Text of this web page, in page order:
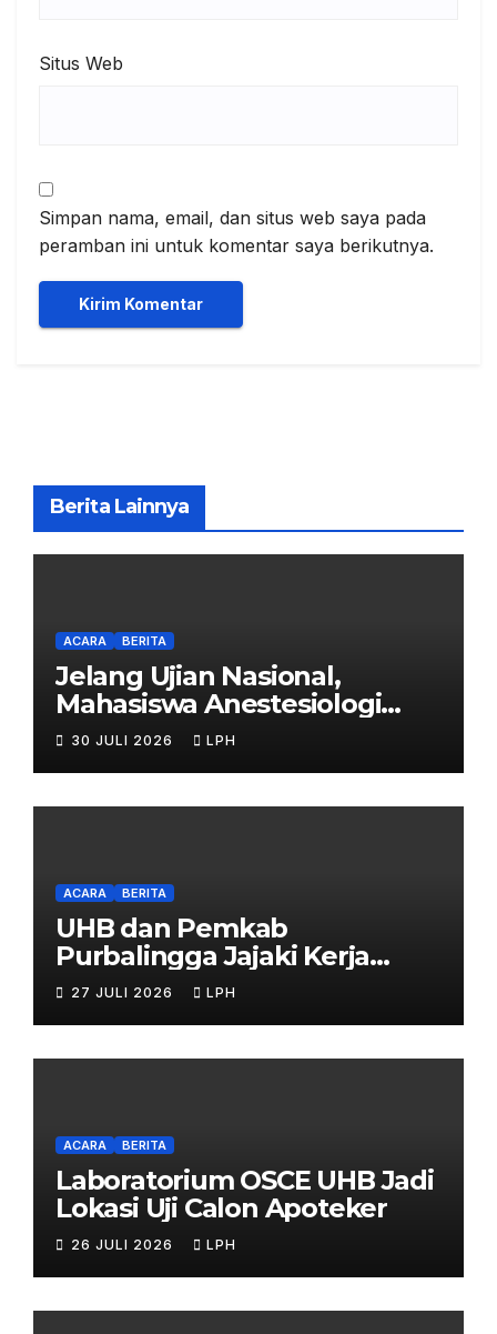
Situs Web
Simpan nama, email, dan situs web saya pada
peramban ini untuk komentar saya berikutnya.
Berita Lainnya
ACARA BERITA
Jelang Ujian Nasional,
Mahasiswa Anestesiologi
UHB Jalani Simulasi
30 JULI 2026 LPH
ACARA BERITA
UHB dan Pemkab
Purbalingga Jajaki Kerja
Sama Strategis
27 JULI 2026 LPH
ACARA BERITA
Laboratorium OSCE UHB Jadi
Lokasi Uji Calon Apoteker
26 JULI 2026 LPH